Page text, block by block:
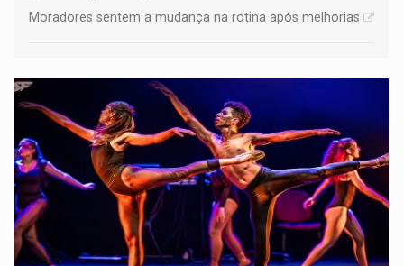
Moradores sentem a mudança na rotina após melhorias